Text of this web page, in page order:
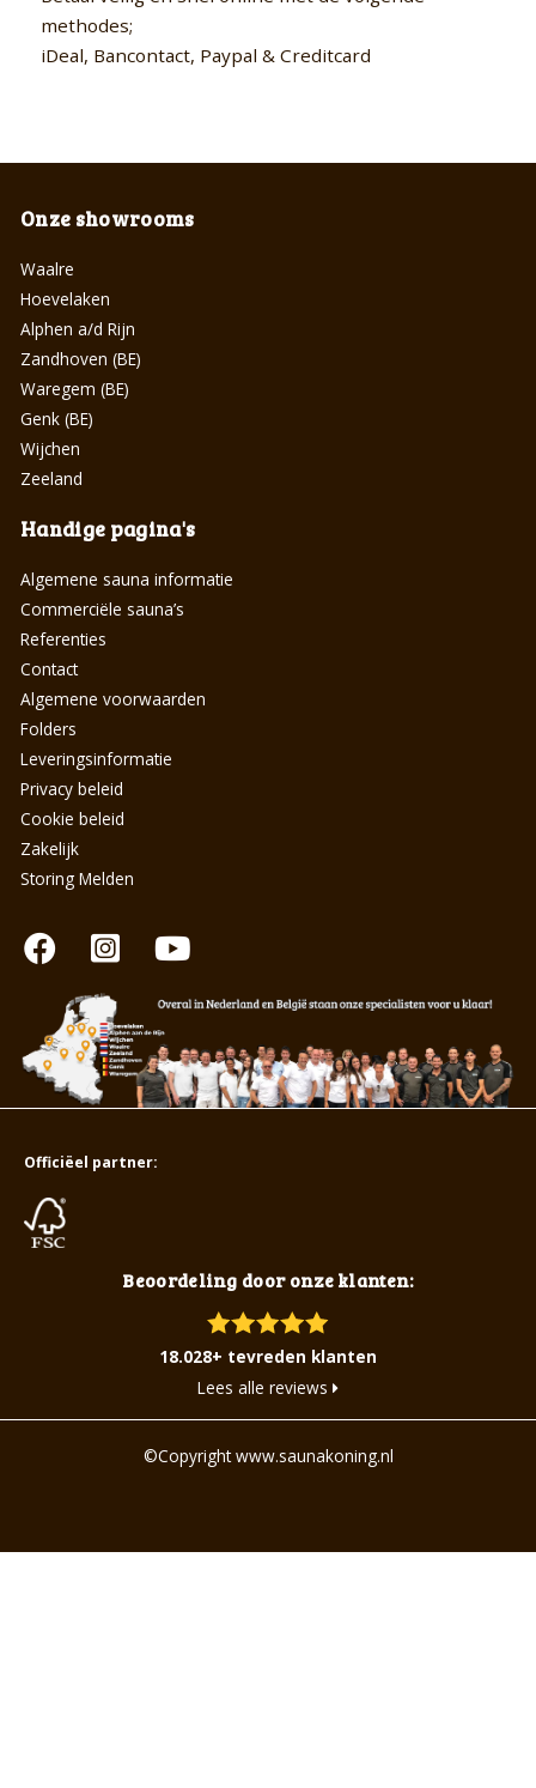
methodes;
iDeal, Bancontact, Paypal & Creditcard
Onze showrooms
Waalre
Hoevelaken
Alphen a/d Rijn
Zandhoven (BE)
Waregem (BE)
Genk (BE)
Wijchen
Zeeland
Handige pagina's
Algemene sauna informatie
Commerciële sauna’s
Referenties
Contact
Algemene voorwaarden
Folders
Leveringsinformatie
Privacy beleid
Cookie beleid
Zakelijk
Storing Melden
Beoordeling door onze klanten:
18.028+ tevreden klanten
Lees alle reviews
Officiëel partner:
©Copyright www.saunakoning.nl